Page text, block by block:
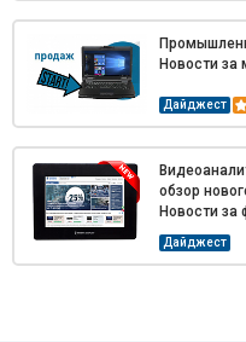
Дайджест
Новости за
Дайджест
обзор
Новости за